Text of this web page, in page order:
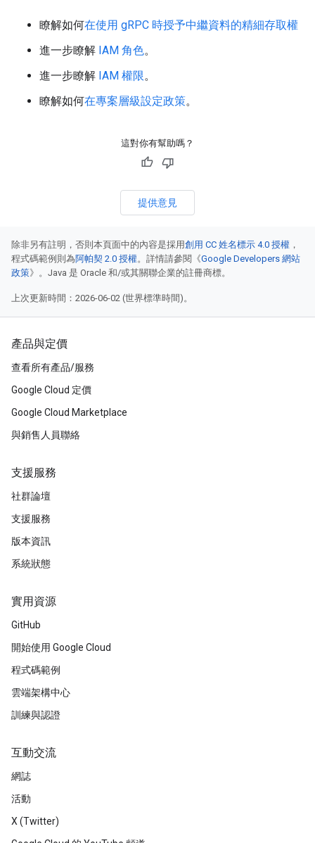
瞭解如何在使用 gRPC 時授予中繼資料的精細存取權
進一步瞭解 IAM 角色。
進一步瞭解 IAM 權限。
瞭解如何在專案層級設定政策。
這對你有幫助嗎？
提供意見
除非另有註明，否則本頁面中的內容是採用創用 CC 姓名標示 4.0 授權 ，
程式碼範例則為阿帕契 2.0 授權。詳情請參閱《Google Developers 網站
政策》。Java 是 Oracle 和/或其關聯企業的註冊商標。
上次更新時間：2026-06-02 (世界標準時間)。
產品與定價
查看所有產品/服務
Google Cloud 定價
Google Cloud Marketplace
與銷售人員聯絡
支援服務
社群論壇
支援服務
版本資訊
系統狀態
實用資源
GitHub
開始使用 Google Cloud
程式碼範例
雲端架構中心
訓練與認證
互動交流
網誌
活動
X (Twitter)